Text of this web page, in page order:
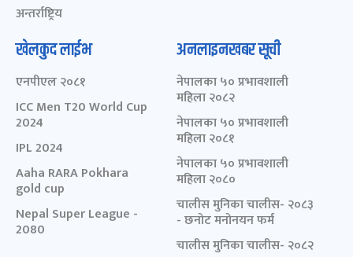
अन्तर्राष्ट्रिय
खेलकुद लाईभ
एनपीएल २०८१
ICC Men T20 World Cup
2024
IPL 2024
Aaha RARA Pokhara
gold cup
Nepal Super League -
2080
अनलाइनखबर सूची
नेपालका ५० प्रभावशाली
महिला २०८२
नेपालका ५० प्रभावशाली
महिला २०८१
नेपालका ५० प्रभावशाली
महिला २०८०
चालीस मुनिका चालीस- २०८३
- छनोट मनोनयन फर्म
चालीस मुनिका चालीस- २०८२